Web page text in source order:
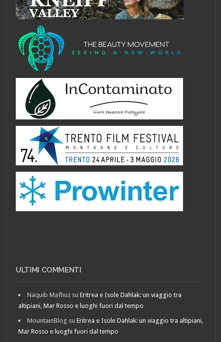
ULTIMI COMMENTI
Naquib Mafhuz suEritrea e Isole Dahlak: un viaggio tra
altipiani, Mar Rosso e luoghi fuori dal tempo
MountainBlog suEritrea e Isole Dahlak: un viaggio tra altipiani,
Mar Rosso e luoghi fuori dal tempo